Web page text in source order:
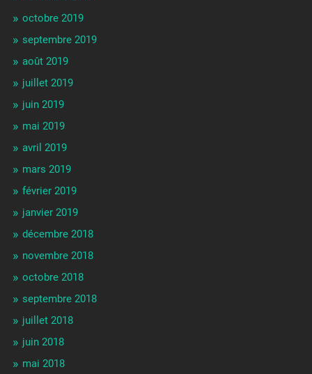
octobre 2019
septembre 2019
août 2019
juillet 2019
juin 2019
mai 2019
avril 2019
mars 2019
février 2019
janvier 2019
décembre 2018
novembre 2018
octobre 2018
septembre 2018
juillet 2018
juin 2018
mai 2018